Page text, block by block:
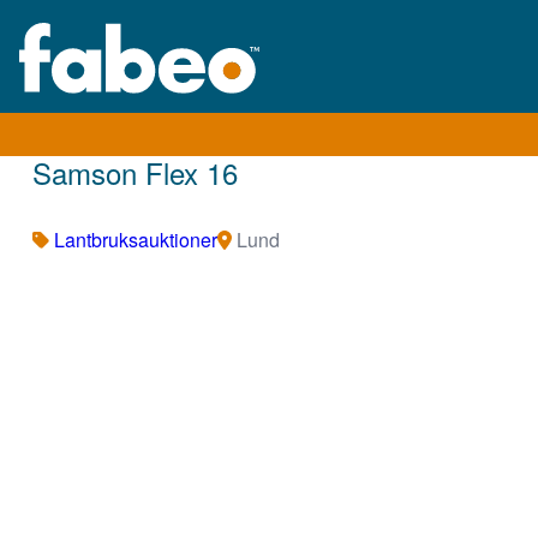
Samson Flex 16
Lantbruksauktioner
Lund